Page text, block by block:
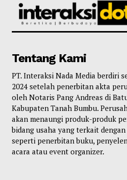
Tentang Kami
PT. Interaksi Nada Media berdiri
2024 setelah penerbitan akta
oleh Notaris Pang Andreas di
Kabupaten Tanah Bumbu.
akan menaungi produk-produk
bidang usaha yang terkait dengan
seperti penerbitan buku,
acara atau event organizer.